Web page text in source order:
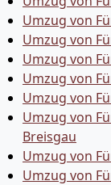
Umzug von
Umzug von
Umzug von
Umzug von
Umzug von
Umzug von
Breisgau
Umzug von
Umzug von